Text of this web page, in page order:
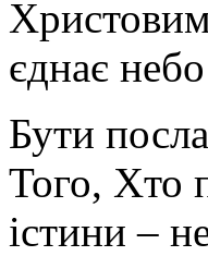
єднає
Бути
Того, Хто
істини –